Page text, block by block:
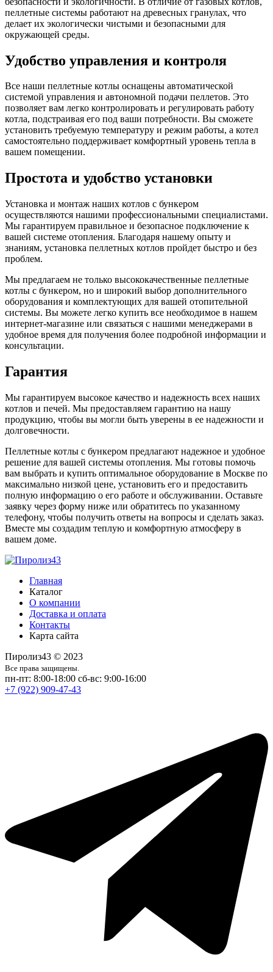
пеллетные системы работают на древесных гранулах, что
делает их экологически чистыми и безопасными для
окружающей среды.
Удобство управления и контроля
Все наши пеллетные котлы оснащены автоматической
системой управления и автономной подачи пеллетов. Это
позволяет вам легко контролировать и регулировать работу
котла, подстраивая его под ваши потребности. Вы сможете
установить требуемую температуру и режим работы, а котел
самостоятельно поддерживает комфортный уровень тепла в
вашем помещении.
Простота и удобство установки
Установка и монтаж наших котлов с бункером
осуществляются нашими профессиональными специалистами.
Мы гарантируем правильное и безопасное подключение к
вашей системе отопления. Благодаря нашему опыту и
знаниям, установка пеллетных котлов пройдет быстро и без
проблем.
Мы предлагаем не только высококачественные пеллетные
котлы с бункером, но и широкий выбор дополнительного
оборудования и комплектующих для вашей отопительной
системы. Вы можете легко купить все необходимое в нашем
интернет-магазине или связаться с нашими менеджерами в
удобное время для получения более подробной информации и
консультации.
Гарантия
Мы гарантируем высокое качество и надежность всех наших
котлов и печей. Мы предоставляем гарантию на нашу
продукцию, чтобы вы могли быть уверены в ее надежности и
долговечности.
Пеллетные котлы с бункером предлагают надежное и удобное
решение для вашей системы отопления. Мы готовы помочь
вам выбрать и купить оптимальное оборудование в Москве по
максимально низкой цене, установить его и предоставить
полную информацию о его работе и обслуживании. Оставьте
заявку через форму ниже или обратитесь по указанному
телефону, чтобы получить ответы на вопросы и сделать заказ.
Вместе мы создадим теплую и комфортную атмосферу в
вашем доме.
Главная
Каталог
О компании
Доставка и оплата
Контакты
Карта сайта
Пиролиз43 © 2023
Все права защищены.
пн-пт: 8:00-18:00 сб-вс: 9:00-16:00
+7 (922) 909-47-43